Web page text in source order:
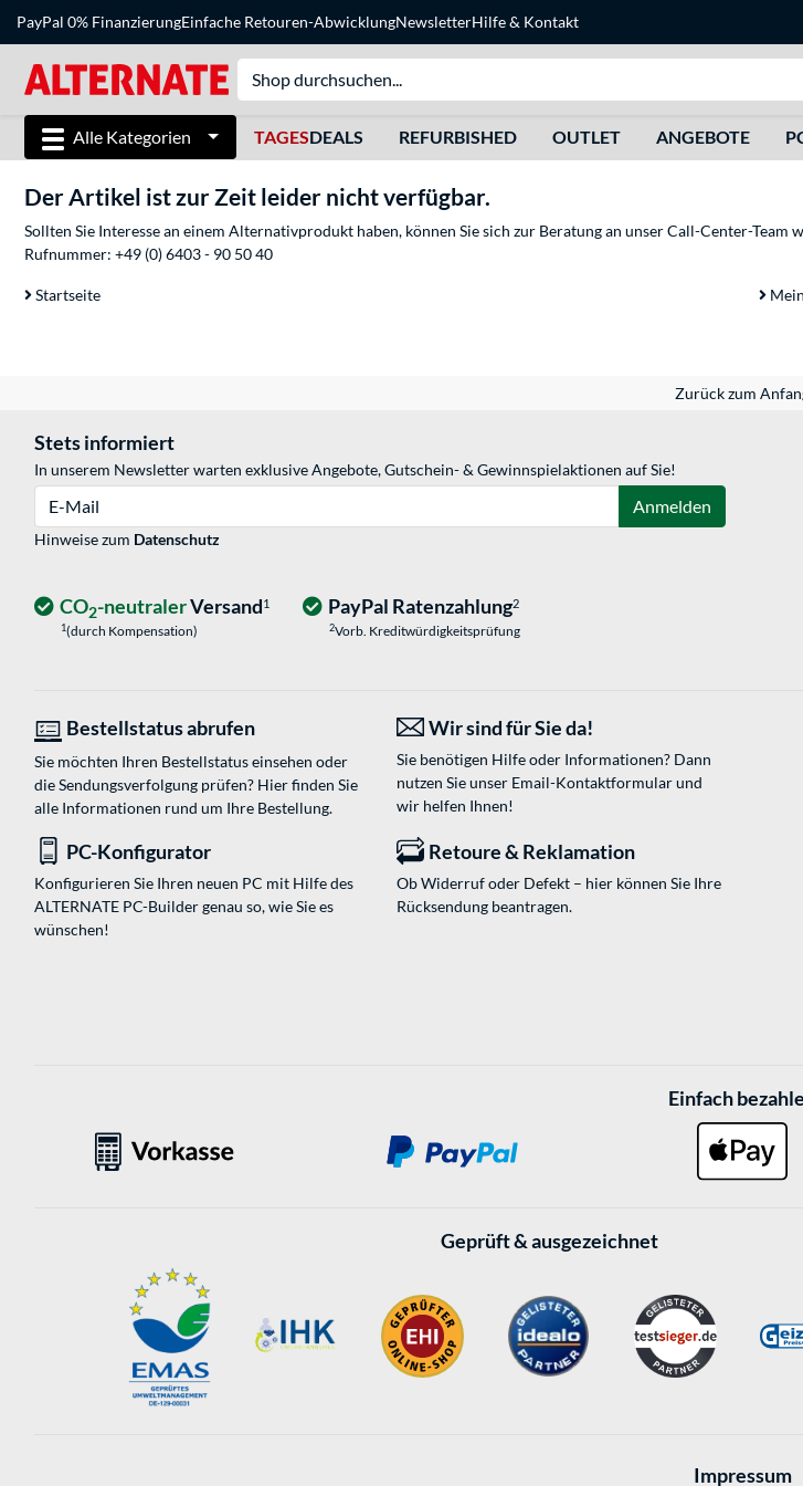
PayPal 0% FinanzierungEinfache Retouren-AbwicklungNewsletterHilfe& Kontakt
Alle Kategorien TAGESDEALS REFURBISHED OUTLET ANGEBOTE
Der Artikel ist zur Zeit leider nicht verfügbar.
Sollten Sie Interesse an einem Alternativprodukt haben, können Sie sich zur Beratung an unser Call-Center-Team
Rufnummer: +49 (0) 6403 - 90 50 40
Startseite
Zurück zum
Stets informiert
In unserem Newsletter warten exklusive Angebote, Gutschein- & Gewinnspielaktionen auf Sie!
Anmelden
Hinweise zum Datenschutz
CO2-neutralerVersand1
1(durch Kompensation)
PayPal Ratenzahlung2
2Vorb. Kreditwürdigkeitsprüfung
Bestellstatus abrufen
Sie möchten Ihren Bestellstatus einsehen oder
die Sendungsverfolgung prüfen? Hier finden Sie
alle Informationen rund um Ihre Bestellung.
Wir sind für Sie da!
Sie benötigen Hilfe oder Informationen? Dann
nutzen Sie unser Email-Kontaktformularund
wir helfen Ihnen!
PC-Konfigurator
Konfigurieren Sie Ihren neuen PC mit Hilfe des
ALTERNATE PC-Builder genau so, wie Sie es
wünschen!
Retoure & Reklamation
Ob Widerruf oder Defekt – hier können Sie Ihre
Rücksendung beantragen.
Einfach
Geprüft & ausgezeichnet
Impressum